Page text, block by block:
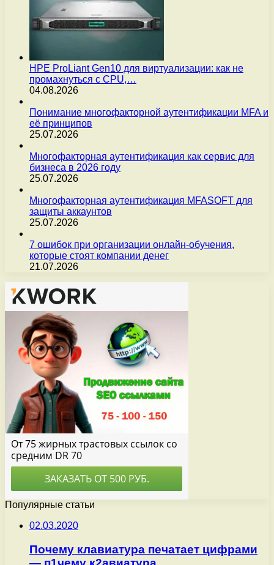
HPE ProLiant Gen10 для виртуализации: как не
промахнуться с CPU,…
04.08.2026
Понимание многофакторной аутентификации MFA и
её принципов
25.07.2026
Многофакторная аутентификация как сервис для
бизнеса в 2026 году
25.07.2026
Многофакторная аутентификация MFASOFT для
защиты аккаунтов
25.07.2026
7 ошибок при организации онлайн-обучения,
которые стоят компании денег
21.07.2026
Популярные статьи
02.03.2020
Почему клавиатура печатает цифрами